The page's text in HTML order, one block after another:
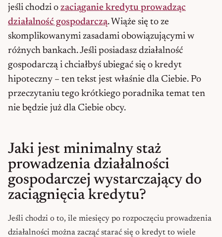
jeśli chodzi o zaciąganie kredytu prowadząc
działalność gospodarczą. Wiąże się to ze
skomplikowanymi zasadami obowiązującymi w
różnych bankach. Jeśli posiadasz działalność
gospodarczą i chciałbyś ubiegać się o kredyt
hipoteczny – ten tekst jest właśnie dla Ciebie. Po
przeczytaniu tego krótkiego poradnika temat ten
nie będzie już dla Ciebie obcy.
Jaki jest minimalny staż
prowadzenia działalności
gospodarczej wystarczający do
zaciągnięcia kredytu?
Jeśli chodzi o to, ile miesięcy po rozpoczęciu prowadzenia
działalności można zacząć starać się o kredyt to wiele